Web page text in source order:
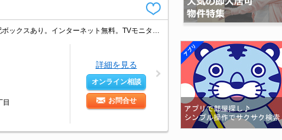
目
詳細を見る
オンライン相談
お問合せ